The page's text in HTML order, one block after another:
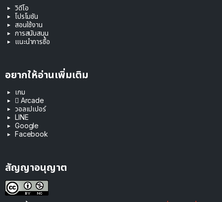
วิดีโอ
โปรโมชัน
สอนใช้งาน
การสนับสนุน
แนะนำการซื้อ
อยากให้อ่านเพิ่มเติม
เกม
 Arcade
วอลเปเปอร์
LINE
Google
Facebook
สัญญาอนุญาต